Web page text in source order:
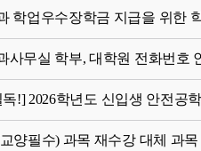
학업우수장학금 지급을 위한
사무실 학부, 대학원 전화번호
!] 2026학년도 신입생 안전공
양필수) 과목 재수강 대체 과목